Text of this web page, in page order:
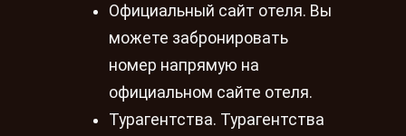
Официальный сайт отеля. Вы
можете забронировать
номер напрямую на
официальном сайте отеля.
Турагентства. Турагентства